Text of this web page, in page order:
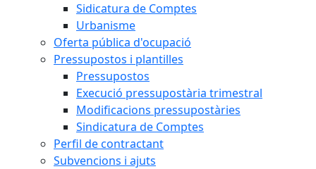
Sidicatura de Comptes
Urbanisme
Oferta pública d'ocupació
Pressupostos i plantilles
Pressupostos
Execució pressupostària trimestral
Modificacions pressupostàries
Sindicatura de Comptes
Perfil de contractant
Subvencions i ajuts